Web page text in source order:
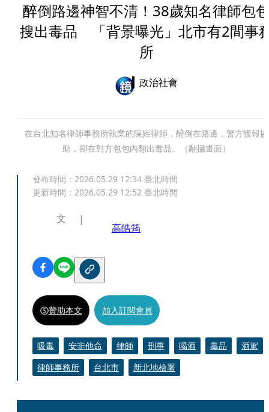
醉倒路邊神智不清！38歲知名律師包
搜出毒品 「背景曝光」北市有2間事
所
政治社會
在台北知名律師事務所執業的陳姓律師，醉倒在路邊，警方獲報協
助，卻在對方包包內翻出毒品。（翻攝畫面）
發布時間： 2026.05.29 12:34 臺北時間
更新時間： 2026.05.29 12:52 臺北時間
文
高皓筠
贊助本文 加入訂閱會員
吸毒 安非他命 律師 刑事 喝酒 毒品
酒駕
律師事務所
台北市 新北地檢署